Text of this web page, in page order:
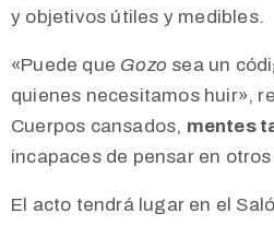
y objetivos útiles y medibles.
«Puede que Gozo sea un
quienes necesitamos huir»,
Cuerpos cansados, mentes
incapaces de pensar en
El acto tendrá lugar en el